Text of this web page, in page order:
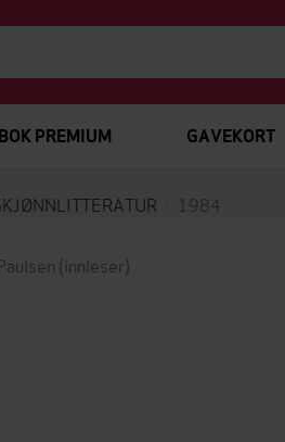
PREMIUM GAVEKORT
1984
(innleser)